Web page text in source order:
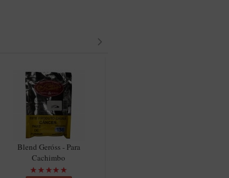
Blend Geróss - Para
Cachimbo